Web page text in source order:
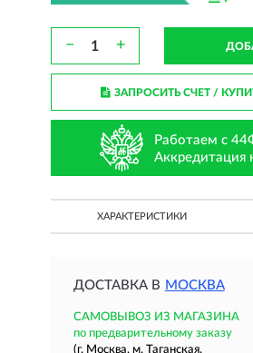
− +
ЗАПРОСИТЬ СЧЕТ /
Работаем с
Аккредитация
ХАРАКТЕРИСТИКИ
ДОСТАВКА В МОСКВА
САМОВЫВОЗ ИЗ МАГАЗИНА
по предварительному заказу
(г. Москва, м. Таганская,